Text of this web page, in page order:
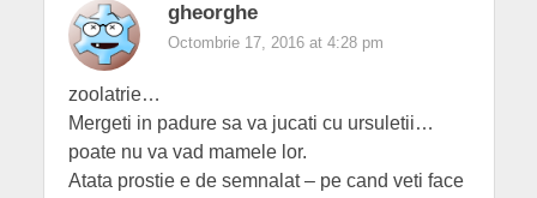
gheorghe
Octombrie 17, 2016 at 4:28 pm
zoolatrie…
Mergeti in padure sa va jucati cu ursuletii…
poate nu va vad mamele lor.
Atata prostie e de semnalat – pe cand veti face